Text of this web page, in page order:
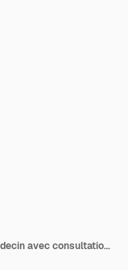
Fond plat de la journée nationale du médecin avec consultation des patients